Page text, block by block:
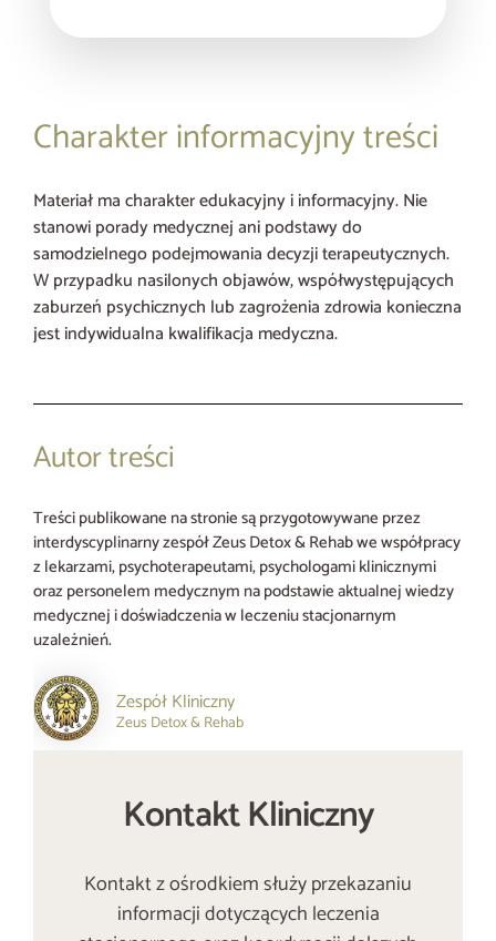
Charakter informacyjny treści
Materiał ma charakter edukacyjny i informacyjny. Nie
stanowi porady medycznej ani podstawy do
samodzielnego podejmowania decyzji terapeutycznych.
W przypadku nasilonych objawów, współwystępujących
zaburzeń psychicznych lub zagrożenia zdrowia konieczna
jest indywidualna kwalifikacja medyczna.
Autor treści
Treści publikowane na stronie są przygotowywane przez
interdyscyplinarny zespół Zeus Detox & Rehab we współpracy
z lekarzami, psychoterapeutami, psychologami klinicznymi
oraz personelem medycznym na podstawie aktualnej wiedzy
medycznej i doświadczenia w leczeniu stacjonarnym
uzależnień.
Zespół Kliniczny
Zeus Detox & Rehab
Kontakt Kliniczny
Kontakt z ośrodkiem służy przekazaniu
informacji dotyczących leczenia